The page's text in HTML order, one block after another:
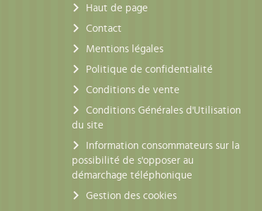
Haut de page
Contact
Mentions légales
Politique de confidentialité
Conditions de vente
Conditions Générales d'Utilisation
du site
Information consommateurs sur la
possibilité de s'opposer au
démarchage téléphonique
Gestion des cookies